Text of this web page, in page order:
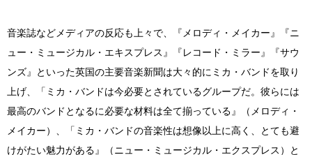
音楽誌などメディアの反応も上々で、『メロディ・メイカー』『ニ
ュー・ミュージカル・エキスプレス』『レコード・ミラー』『サウ
ンズ』といった英国の主要音楽新聞は大々的にミカ・バンドを取り
上げ、「ミカ・バンドは今必要とされているグループだ。彼らには
最高のバンドとなるに必要な材料は全て揃っている』（メロディ・
メイカー）、「ミカ・バンドの音楽性は想像以上に高く、とても避
けがたい魅力がある』（ニュー・ミュージカル・エクスプレス）と